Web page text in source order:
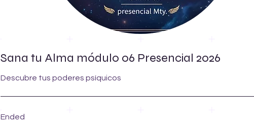
Sana tu Alma módulo 06 Presencial 2026
Descubre tus poderes psíquicos
Ended